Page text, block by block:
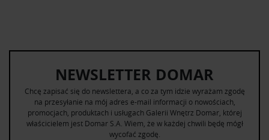
NEWSLETTER DOMAR
Chcę zapisać się do newslettera, a co za tym idzie wyrażam zgodę
na przesyłanie na mój adres e-mail informacji o nowościach,
promocjach, produktach i usługach Galerii Wnętrz Domar, której
właścicielem jest Domar S.A. Wiem, że w każdej chwili będę mógł
wycofać zgodę.